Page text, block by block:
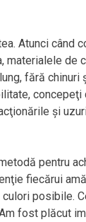
Atunci când
de
fără
şi
pentru
fiecărui
posibile.
fost plăcut